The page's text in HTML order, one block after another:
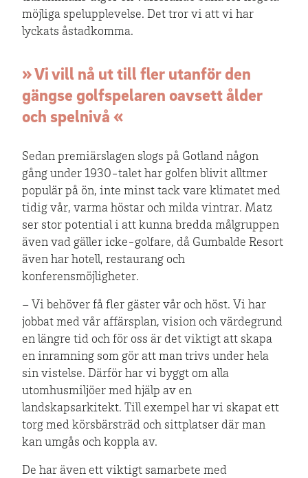
möjliga spelupplevelse. Det tror vi att vi har
lyckats åstadkomma.
» Vi vill nå ut till fler utanför den
gängse golfspelaren oavsett ålder
och spelnivå «
Sedan premiärslagen slogs på Gotland någon
gång under 1930-talet har golfen blivit alltmer
populär på ön, inte minst tack vare klimatet med
tidig vår, varma höstar och milda vintrar. Matz
ser stor potential i att kunna bredda målgruppen
även vad gäller icke-golfare, då Gumbalde Resort
även har hotell, restaurang och
konferensmöjligheter.
– Vi behöver få fler gäster vår och höst. Vi har
jobbat med vår affärsplan, vision och värdegrund
en längre tid och för oss är det viktigt att skapa
en inramning som gör att man trivs under hela
sin vistelse. Därför har vi byggt om alla
utomhusmiljöer med hjälp av en
landskapsarkitekt. Till exempel har vi skapat ett
torg med körsbärsträd och sittplatser där man
kan umgås och koppla av.
De har även ett viktigt samarbete med